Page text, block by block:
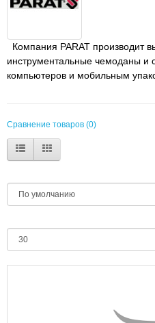
Компания PARAT производит
инструментальные чемоданы и
компьютеров и мобильным
Сравнение товаров (0)